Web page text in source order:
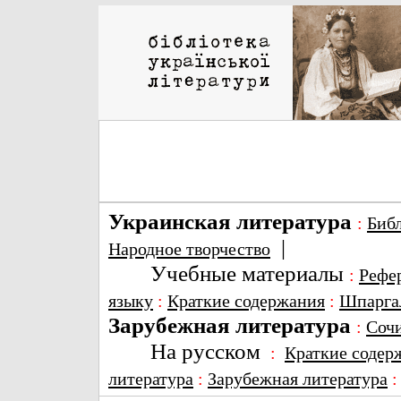
Украинская литература :
Народное творчество |
Учебные материалы :
языку : Краткие содержания :
Зарубежная литература :
На русском : Краткие
литература : Зарубежная литература